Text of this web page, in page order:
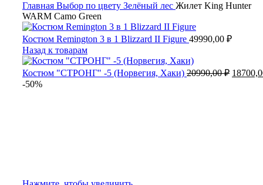
Главная Выбор по цвету Зелёный лес Жилет King Hunter
WARM Camo Green
Костюм Remington 3 в 1 Blizzard II Figure 49990,00 ₽
Назад к товарам
Костюм "СТРОНГ" -5 (Норвегия, Хаки) 20990,00₽
-50%